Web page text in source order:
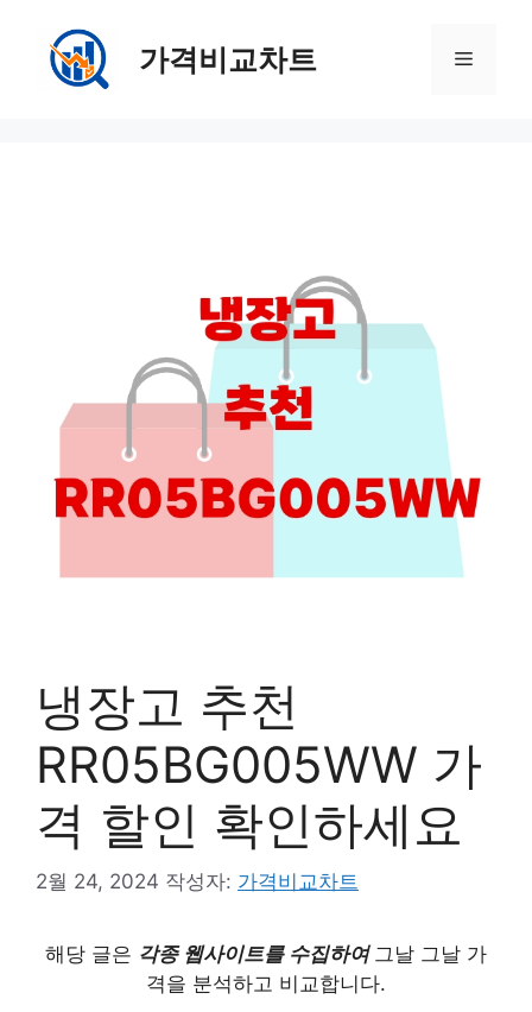
가격비교차트 메
냉장고 추천
RR05BG005WW 가
격 할인 확인하세요
2월 24, 2024 작성자: 가격비교차트
해당 글은 각종 웹사이트를 수집하여 그날 그날 가
격을 분석하고 비교합니다.